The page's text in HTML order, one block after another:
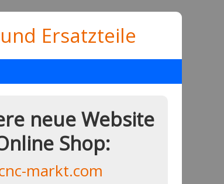
Ersatzteile
neue Website
Shop:
markt.com